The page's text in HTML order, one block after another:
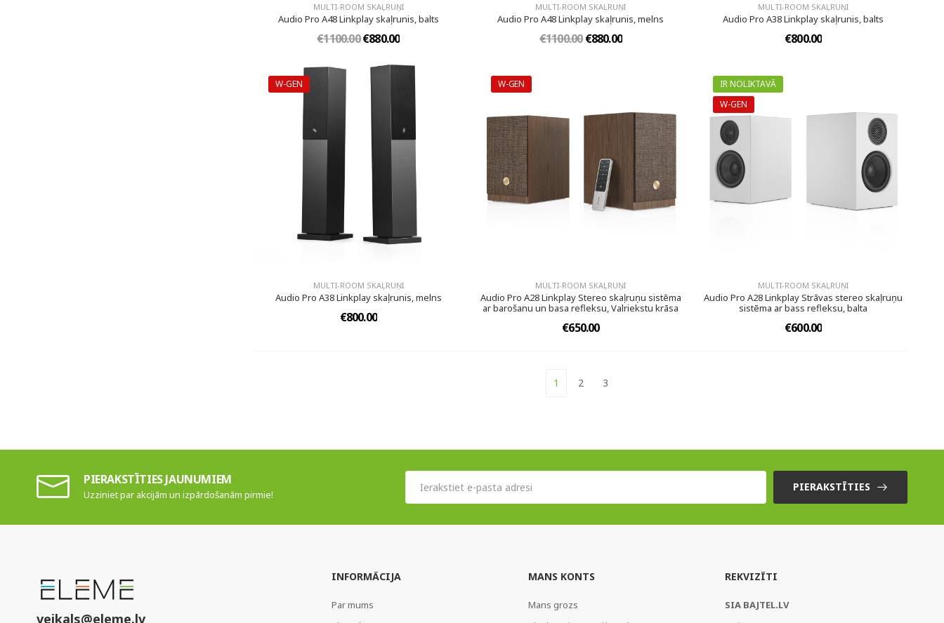
MULTI-ROOM SKAĻRUŅI
Audio Pro A48 Linkplay skaļrunis, balts
€1100.00€880.00
MULTI-ROOM SKAĻRUŅI
Audio Pro A48 Linkplay skaļrunis, melns
€1100.00€880.00
MULTI-ROOM SKAĻRUŅI
Audio Pro A38 Linkplay skaļrunis, balts
€800.00
W-GEN
MULTI-ROOM SKAĻRUŅI
Audio Pro A38 Linkplay skaļrunis, melns
€800.00
W-GEN
MULTI-ROOM SKAĻRUŅI
Audio Pro A28 Linkplay Stereo skaļruņu sistēma
ar barošanu un basa refleksu, Valriekstu krāsa
€650.00
IR NOLIKTAVĀ
W-GEN
MULTI-ROOM SKAĻRUŅI
Audio Pro A28 Linkplay Strāvas stereo skaļruņu
sistēma ar bass refleksu, balta
€600.00
1 2 3
PIERAKSTĪTIES JAUNUMIEM
Uzziniet par akcijām un izpārdošanām pirmie!
PIERAKSTĪTIES
veikals@eleme.lv
INFORMĀCIJA
Par mums
MANS KONTS
Mans grozs
REKVIZĪTI
SIA BAJTEL.LV